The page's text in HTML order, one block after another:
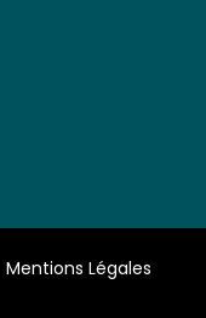
Mentions Légales